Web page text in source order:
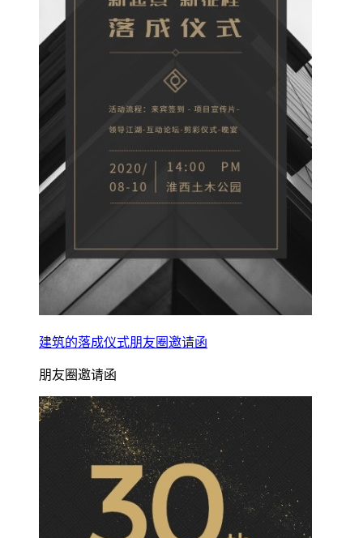
建筑的落成仪式朋友圈邀请函
朋友圈邀请函